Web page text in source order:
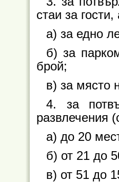
стаи за
а) за едно
б) за
брой;
в) за място
4. за
развлечения
а) до 20
б) от 21 до
в) от 51 до